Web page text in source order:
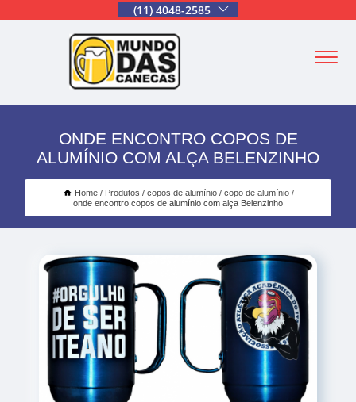
(11) 4048-2585
ONDE ENCONTRO COPOS DE
ALUMÍNIO COM ALÇA BELENZINHO
Home Produtos copos de alumínio
copo de alumínio
onde encontro copos de alumínio com alça Belenzinho